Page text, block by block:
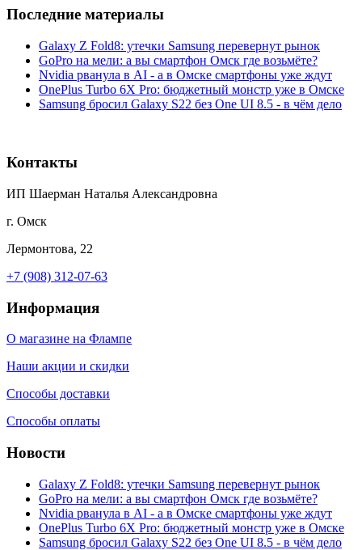
Последние материалы
Galaxy Z Fold8: утечки Samsung перевернут рынок
GoPro на мели: а вы смартфон Омск где возьмёте?
Nvidia рванула в AI - а в Омске смартфоны уже ждут
OnePlus Turbo 6X Pro: бюджетный монстр уже в Омске
Samsung бросил Galaxy S22 без One UI 8.5 - в чём дело
Контакты
ИП Шаерман Наталья Александровна
г. Омск
Лермонтова, 22
+7 (908) 312-07-63
Информация
О магазине на Флампе
Наши акции и скидки
Способы доставки
Способы оплаты
Новости
Galaxy Z Fold8: утечки Samsung перевернут рынок
GoPro на мели: а вы смартфон Омск где возьмёте?
Nvidia рванула в AI - а в Омске смартфоны уже ждут
OnePlus Turbo 6X Pro: бюджетный монстр уже в Омске
Samsung бросил Galaxy S22 без One UI 8.5 - в чём дело